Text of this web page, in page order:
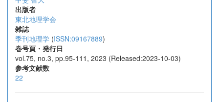
出版者
東北地理学会
雑誌
季刊地理学 (ISSN:09167889)
巻号頁・発行日
vol.75, no.3, pp.95-111, 2023 (Released:2023-10-03)
参考文献数
22